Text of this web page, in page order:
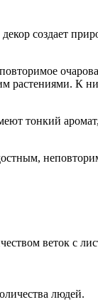
создает
растениями. К
тонкий
веток с
людей.